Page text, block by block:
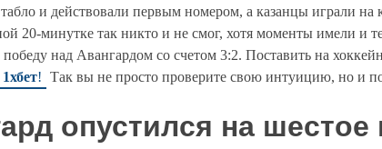
и действовали первым номером, а казанцы играли на
20-минутке так никто и не смог, хотя моменты имели и
над Авангардом со счетом 3:2. Поставить на
1хбет! Так вы не просто проверите свою интуицию, но и
опустился на шестое